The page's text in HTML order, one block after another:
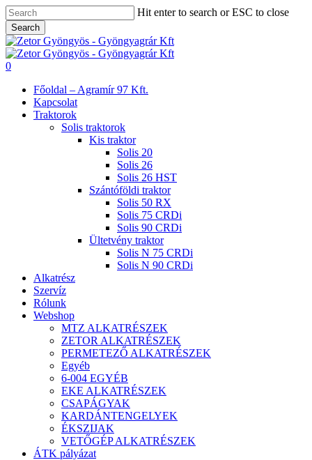
Skip
to
main
content
Hit enter to search or ESC to close
Search
Close
Search
search
0
Főoldal – Agramír 97 Kft.
Kapcsolat
Traktorok
Solis traktorok
Kis traktor
Solis 20
Solis 26
Solis 26 HST
Szántóföldi traktor
Solis 50 RX
Solis 75 CRDi
Solis 90 CRDi
Ültetvény traktor
Solis N 75 CRDi
Solis N 90 CRDi
Alkatrész
Szervíz
Rólunk
Webshop
MTZ ALKATRÉSZEK
ZETOR ALKATRÉSZEK
PERMETEZŐ ALKATRÉSZEK
Egyéb
6-004 EGYÉB
EKE ALKATRÉSZEK
CSAPÁGYAK
KARDÁNTENGELYEK
ÉKSZIJAK
VETŐGÉP ALKATRÉSZEK
ÁTK pályázat